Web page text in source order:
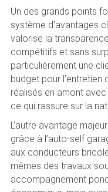
Un des grands points
système d’avantages
valorise la
compétitifs et sans
particulièrement une
budget pour l’entretien
réalisés en amont
ce qui rassure sur la
L’autre avantage
grâce à l’auto-self
aux conducteurs
mêmes des travaux
accompagnement